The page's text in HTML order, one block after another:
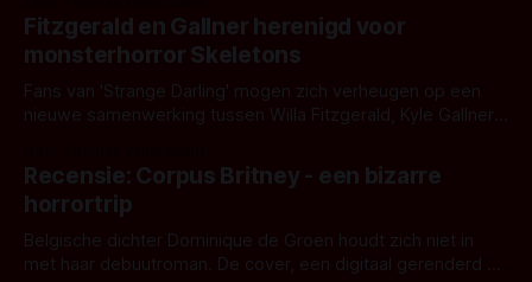
kille stijl vol folklore en mythe. Het topic deze keer is (kon
het het al raden?)... de weerwolf. Kijk je mee?
Fitzgerald en Gallner herenigd voor
monsterhorror Skeletons
Fans van 'Strange Darling' mogen zich verheugen op een
nieuwe samenwerking tussen Willa Fitzgerald, Kyle Gallner
'Skeletons', een nieuwe creature feature waarvoor de
opnames zijn gestart in Australië.
Recensie: Corpus Britney - een bizarre
horrortrip
Belgische dichter Dominique de Groen houdt zich niet in
met haar debuutroman. De cover, een digitaal gerenderd en